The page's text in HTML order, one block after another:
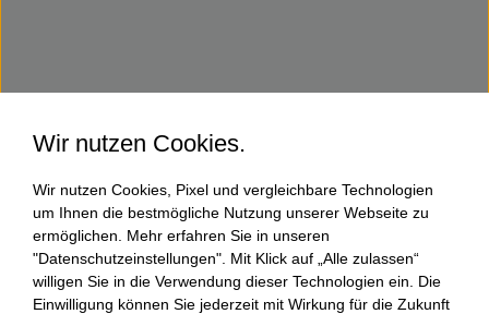
Wir nutzen Cookies.
Wir nutzen Cookies, Pixel und vergleichbare Technologien
um Ihnen die bestmögliche Nutzung unserer Webseite zu
ermöglichen. Mehr erfahren Sie in unseren
"Datenschutzeinstellungen". Mit Klick auf „Alle zulassen“
willigen Sie in die Verwendung dieser Technologien ein. Die
Einwilligung können Sie jederzeit mit Wirkung für die Zukunft